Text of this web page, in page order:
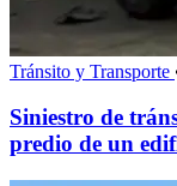
Tránsito y Transporte
Siniestro de
predio de un